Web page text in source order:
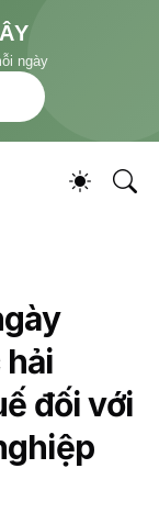
ngày
đối với